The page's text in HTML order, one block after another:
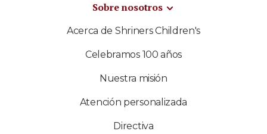
Sobre nosotros
Acerca de Shriners Children's
Celebramos 100 años
Nuestra misión
Atención personalizada
Directiva